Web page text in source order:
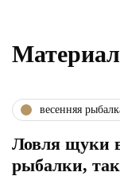
весенняя
Ловля щуки
рыбалки,